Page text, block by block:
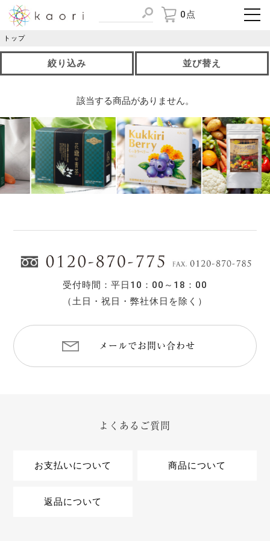
0点
トップ
絞り込み 並び替え
該当する商品がありません。
受付時間：平日10：00～18：00
（土日・祝日・弊社休日を除く）
メールでお問い合わせ
よくあるご質問
お支払いについて 商品について
返品について